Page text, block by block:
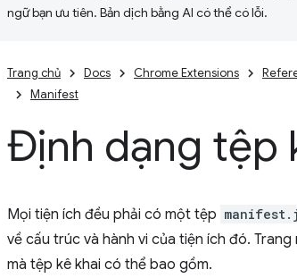
ngữ bạn ưu tiên. Bản dịch bằng AI có thể có lỗi.
Trang chủ Docs Chrome Extensions
Manifest
Định dạng tệp
Mọi tiện ích đều phải có một tệp
về cấu trúc và hành vi của tiện ích đó.
mà tệp kê khai có thể bao gồm.